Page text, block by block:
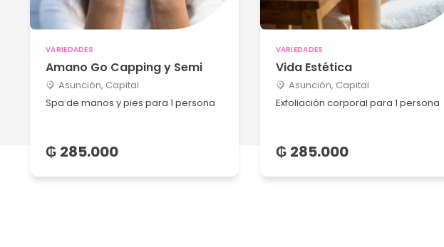
VARIEDADES
Amano Go Capping y Semi
Asunción, Capital
Spa de manos y pies para 1 persona
₲ 285.000
VARIEDADES
Vida Estética
Asunción, Capital
Exfoliación corporal para 1 persona
₲ 285.000